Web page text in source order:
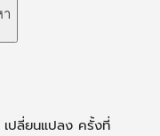
ปลี่ยนแปลง ครั้งที่